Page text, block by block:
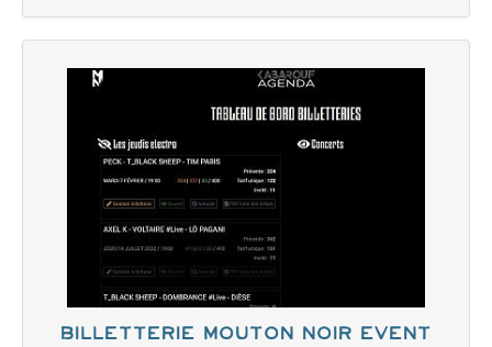
Billetterie Mouton Noir Event